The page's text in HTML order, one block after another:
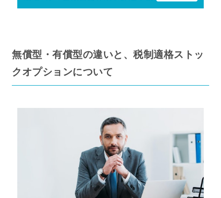
無償型・有償型の違いと、税制適格ストッ
クオプションについて